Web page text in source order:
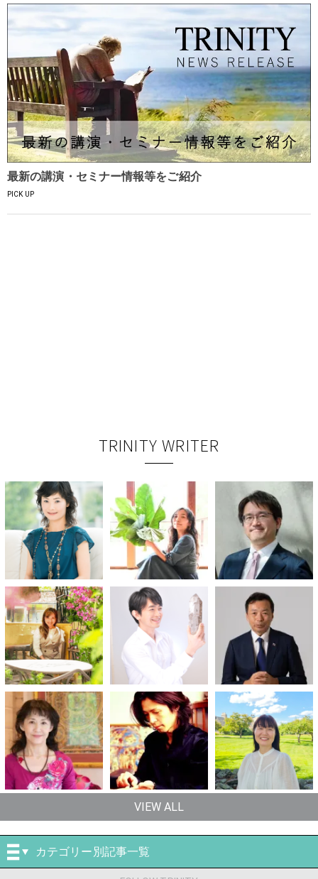
最新の講演・セミナー情報等をご紹介
PICK UP
TRINITY WRITER
VIEW ALL
カテゴリー別記事一覧